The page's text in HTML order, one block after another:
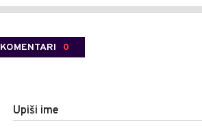
KOMENTARI 0
Upiši ime